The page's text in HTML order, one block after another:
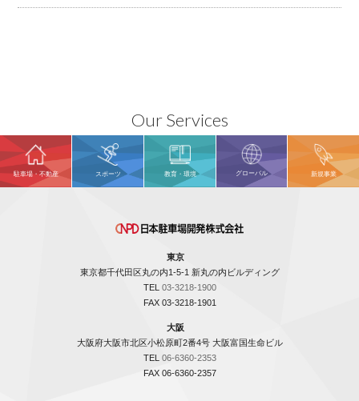
Our Services
駐車場・不動産 スポーツ 教育・環境 グローバル 新規事業
東京
東京都千代田区丸の内1-5-1 新丸の内ビルディング
TEL 03-3218-1900
FAX 03-3218-1901
大阪
大阪府大阪市北区小松原町2番4号 大阪富国生命ビル
TEL 06-6360-2353
FAX 06-6360-2357